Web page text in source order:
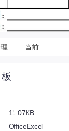
当前
11.07KB
OfficeExcel